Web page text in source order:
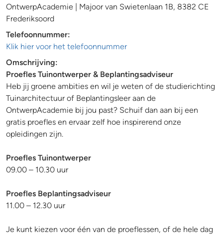
OntwerpAcademie | Majoor van Swietenlaan 1B, 8382 CE
Frederiksoord
Telefoonnummer:
Klik hier voor het telefoonnummer
Omschrijving:
Proefles Tuinontwerper & Beplantingsadviseur
Heb jij groene ambities en wil je weten of de studierichting
Tuinarchitectuur of Beplantingsleer aan de
OntwerpAcademie bij jou past? Schuif dan aan bij een
gratis proefles en ervaar zelf hoe inspirerend onze
opleidingen zijn.
Proefles Tuinontwerper
09.00 – 10.30 uur
Proefles Beplantingsadviseur
11.00 – 12.30 uur
Je kunt kiezen voor één van de proeflessen, of de hele dag